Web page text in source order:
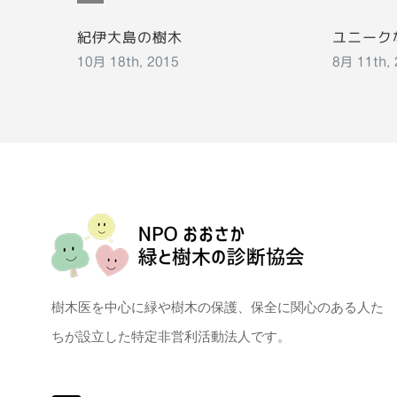
紀伊大島の樹木
10月 18th, 2015
ユニー
8月 11th,
樹木医を中心に緑や樹木の保護、保全に関心のある人た
ちが設立した特定非営利活動法人です。